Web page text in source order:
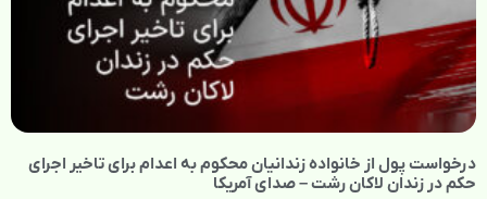
درخواست پول از خانواده زندانیان محکوم به‌ اعدام برای تاخیر اجرای
حکم در زندان لاکان رشت – صدای آمریکا